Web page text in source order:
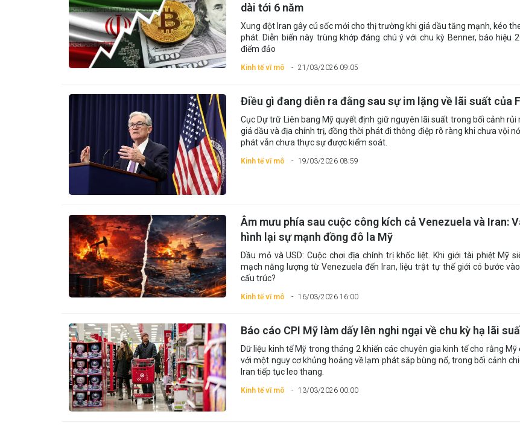
Kinh tế vĩ mô 21/03/2026 09:05
dài tới 6 năm
Xung đột Iran gây cú sốc mới cho thị trường khi giá dầu tăng mạnh, kéo
phát. Diễn biến này trùng khớp đáng chú ý với chu kỳ Benner, báo hiệu
điểm đảo
Kinh tế vĩ mô 19/03/2026 08:59
Điều gì đang diễn ra đằng sau sự im lặng về lãi suất của
Cục Dự trữ Liên bang Mỹ quyết định giữ nguyên lãi suất trong bối cảnh
giá dầu và địa chính trị, đồng thời phát đi thông điệp rõ ràng khi chưa vội
phát vẫn chưa thực sự được kiểm soát.
Kinh tế vĩ mô 16/03/2026 16:00
Âm mưu phía sau cuộc công kích cả Venezuela và Iran:
hình lại sự mạnh đồng đô la Mỹ
Dầu mỏ và USD: Cuộc chơi địa chính trị khốc liệt. Khi giới tài phiệt Mỹ
mạch năng lượng từ Venezuela đến Iran, liệu trật tự thế giới có bước
cấu trúc?
Kinh tế vĩ mô 13/03/2026 00:00
Báo cáo CPI Mỹ làm dấy lên nghi ngại về chu kỳ hạ lãi
Dữ liệu kinh tế Mỹ trong tháng 2 khiến các chuyên gia kinh tế cho rằng
với một nguy cơ khủng hoảng về lạm phát sắp bùng nổ, trong bối cảnh
Iran tiếp tục leo thang.